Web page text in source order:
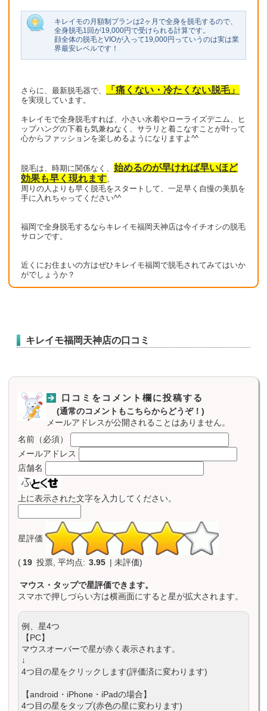
キレイモの月額制プランは2ヶ月で全身を脱毛するので、
全身脱毛1回が19,000円で受けられる計算です。
顔全体の脱毛とVIOが入って19,000円っていうのは実は業
界最安レベルです！
さらに、最新脱毛器で、 「痛くない・冷たくない脱毛」
を実現しています。
キレイモで全身脱毛すれば、小さい水着やローライズデニム、ヒ
ップハングの下着も気兼ねなく、サラリと着こなすことが叶って
心からファッションを楽しめるようになりますよ^^
脱毛は、時期に関係なく、 始めるのが早ければ早いほど
効果も早く現れます。
周りの人よりも早く脱毛をスタートして、一足早く自慢の美肌を
手に入れちゃってください^^
福岡で全身脱毛するならキレイモ福岡天神店は今イチオシの脱毛
サロンです。
近くにお住まいの方はぜひキレイモ福岡で脱毛されてみてはいか
がでしょうか？
キレイモ福岡天神店の口コミ
口コミをコメント欄に投稿する
(通常のコメントもこちらからどうぞ！)
メールアドレスが公開されることはありません。
名前（必須）
メールアドレス
店舗名
上に表示された文字を入力してください。
星評価
( 19 投票, 平均点: 3.95 | 未評価)
マウス・タップで星評価できます。
スマホで押しづらい方は横画面にすると星が拡大されます。
例、星4つ
【PC】
マウスオーバーで星が赤く表示されます。
↓
4つ目の星をクリックします(評価済に変わります)
【android・iPhone・iPadの場合】
4つ目の星をタップ(赤色の星に変わります)